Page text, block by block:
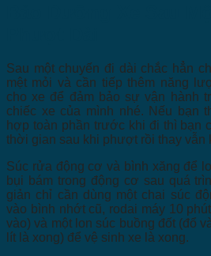
Sau một chuyến đi dài chắc hẳn
mệt mỏi và cần tiếp thêm năng
cho xe để đảm bảo sự vận hành
chiếc xe của mình nhé. Nếu bạn
hợp toàn phần trước khi đi thì bạn
thời gian sau khi phượt rồi thay vẫn
Súc rửa động cơ và bình xăng để
bụi bám trong động cơ sau quá
giản chỉ cần dùng một chai súc
vào bình nhớt cũ, rodai máy 10
vào) và một lon súc buồng đốt (đổ
lít là xong) để vệ sinh xe là xong.